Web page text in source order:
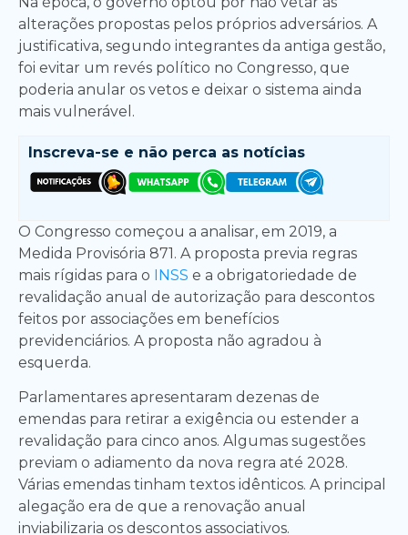
alterações propostas pelos próprios adversários. A
justificativa, segundo integrantes da antiga gestão,
foi evitar um revés político no Congresso, que
poderia anular os vetos e deixar o sistema ainda
mais vulnerável.
Inscreva-se e não perca as notícias
O Congresso começou a analisar, em 2019, a
Medida Provisória 871. A proposta previa regras
mais rígidas para o INSS e a obrigatoriedade de
revalidação anual de autorização para descontos
feitos por associações em benefícios
previdenciários. A proposta não agradou à
esquerda.
Parlamentares apresentaram dezenas de
emendas para retirar a exigência ou estender a
revalidação para cinco anos. Algumas sugestões
previam o adiamento da nova regra até 2028.
Várias emendas tinham textos idênticos. A principal
alegação era de que a renovação anual
inviabilizaria os descontos associativos.